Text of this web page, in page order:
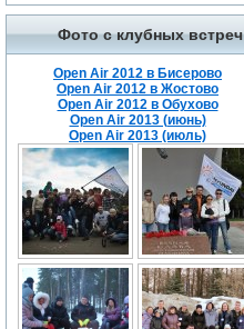
Фото с клубных встреч
Open Air 2012 в Бисерово
Open Air 2012 в Жостово
Open Air 2012 в Обухово
Open Air 2013 (июнь)
Open Air 2013 (июль)